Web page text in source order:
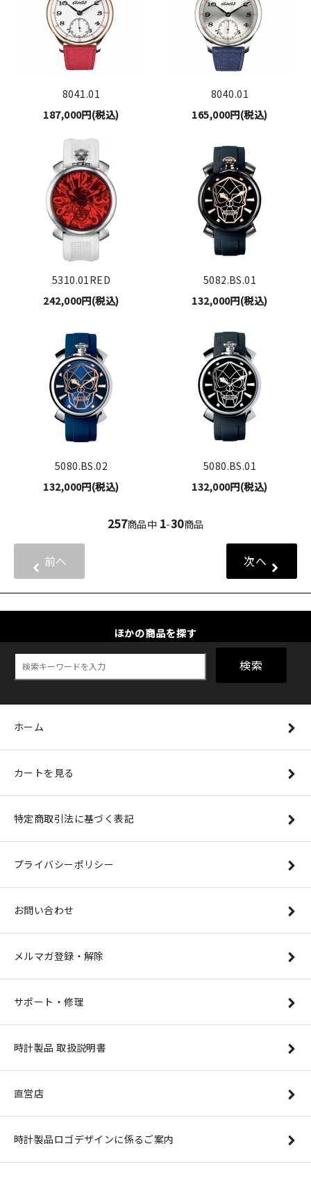
8041.01
187,000円(税込)
8040.01
165,000円(税込)
5310.01RED
242,000円(税込)
5082.BS.01
132,000円(税込)
5080.BS.02
132,000円(税込)
5080.BS.01
132,000円(税込)
257商品中 1-30商品
前へ 次へ
ほかの商品を探す
検索
ホーム
カートを見る
特定商取引法に基づく表記
プライバシーポリシー
お問い合わせ
メルマガ登録・解除
サポート・修理
時計製品 取扱説明書
直営店
時計製品ロゴデザインに係るご案内